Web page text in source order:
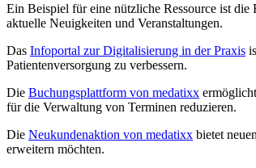
Ein Beispiel für eine nützliche Ressource ist die
aktuelle Neuigkeiten und Veranstaltungen.
Das Infoportal zur Digitalisierung in der Praxis
Patientenversorgung zu verbessern.
Die Buchungsplattform von medatixx
für die Verwaltung von Terminen reduzieren.
Die Neukundenaktion von medatixx bietet
erweitern möchten.